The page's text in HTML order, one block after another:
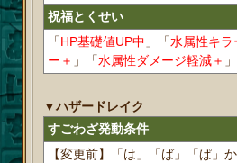
祝福とくせい
「HP基礎値UP中 」「水属性キラ
ー＋ 」「水属性ダメージ軽減＋
▼ハザードレイク
すごわざ発動条件
【変更前】「は」「ば」「ぱ」